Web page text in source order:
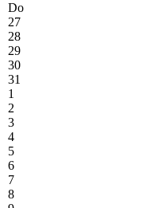
Do
27
28
29
30
31
1
2
3
4
5
6
7
8